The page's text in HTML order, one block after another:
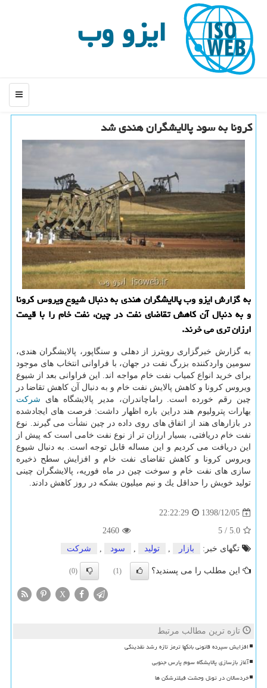
ایزو وب
منو
كرونا به سود پالایشگران هندی شد
به گزارش ایزو وب پالایشگران هندی به دنبال شیوع ویروس كرونا
و به دنبال آن كاهش تقاضای نفت در چین، نفت خام را با قیمت
ارزان تری می خرند.
به گزارش خبرگزاری رویترز از دهلی و سنگاپور، پالایشگران هندی،
سومین واردكننده بزرگ نفت در جهان، با فراوانی انتخاب های موجود
برای خرید انواع كمیاب نفت خام مواجه اند. این فراوانی بعد از شیوع
ویروس كرونا و كاهش پالایش نفت خام و به دنبال آن كاهش تقاضا در
چین رقم خورده است. راماچاندران، مدیر پالایشگاه های شركت
بهارات پترولیوم هند دراین باره اظهار داشت: فرصت های ایجادشده
در بازارهای هند از اتفاق های روی داده در چین نشأت می گیرند. نوع
نفت خام دریافتی، بسیار ارزان تر از نوع نفت خامی است كه پیش از
این دریافت می كردیم و این مساله قابل توجه است. به دنبال شیوع
ویروس كرونا و كاهش تقاضای نفت خام و افزایش سطح ذخیره
سازی های نفت خام و سوخت چین در ماه فوریه، پالایشگران چینی
تولید خویش را حداقل یك و نیم میلیون بشكه در روز كاهش دادند.
1398/12/05
22:22:29
5.0
/
5
2460
تگهای خبر:
بازار , تولید , سود , شركت
این مطلب را می پسندید؟ (1)
(0)
X
تازه ترین مطالب مرتبط
افزایش سپرده قانونی بانکها ترمز تازه رشد نقدینگی
آغاز بازسازی پالایشگاه سوم پارس جنوبی
خردسالان در تونل وحشت فیلترشکن ها